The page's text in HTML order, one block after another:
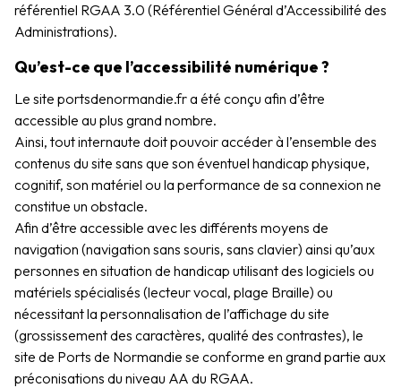
référentiel RGAA 3.0 (Référentiel Général d’Accessibilité des
Administrations).
Qu’est-ce que l’accessibilité numérique ?
Le site portsdenormandie.fr a été conçu afin d’être
accessible au plus grand nombre.
Ainsi, tout internaute doit pouvoir accéder à l’ensemble des
contenus du site sans que son éventuel handicap physique,
cognitif, son matériel ou la performance de sa connexion ne
constitue un obstacle.
Afin d’être accessible avec les différents moyens de
navigation (navigation sans souris, sans clavier) ainsi qu’aux
personnes en situation de handicap utilisant des logiciels ou
matériels spécialisés (lecteur vocal, plage Braille) ou
nécessitant la personnalisation de l’affichage du site
(grossissement des caractères, qualité des contrastes), le
site de Ports de Normandie se conforme en grand partie aux
préconisations du niveau AA du RGAA.